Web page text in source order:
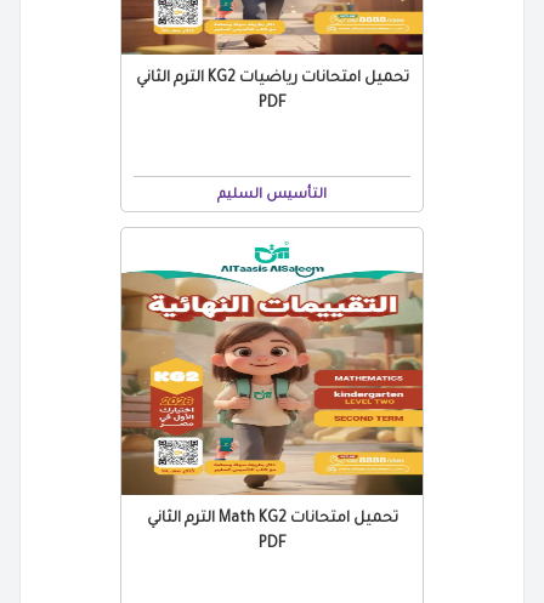
تحميل امتحانات رياضيات KG2 الترم الثاني
PDF
التأسيس السليم
تحميل امتحانات Math KG2 الترم الثاني
PDF